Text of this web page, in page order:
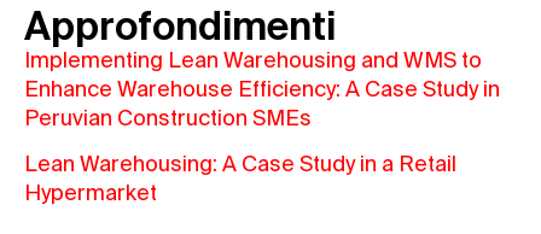
Approfondimenti
Implementing Lean Warehousing and WMS to
Enhance Warehouse Efficiency: A Case Study in
Peruvian Construction SMEs
Lean Warehousing: A Case Study in a Retail
Hypermarket